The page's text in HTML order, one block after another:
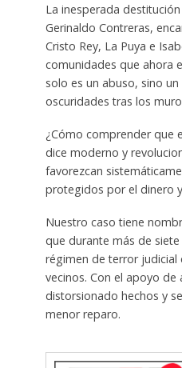
La inesperada
Gerinaldo Contreras,
Cristo Rey, La Puya e
comunidades que ahora
solo es un abuso, sino
oscuridades tras los
¿Cómo comprender que
dice moderno y
favorezcan
protegidos por el dinero
Nuestro caso tiene
que durante más de
régimen de terror judicial
vecinos. Con el apoyo
distorsionado hechos y
menor reparo.